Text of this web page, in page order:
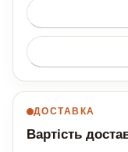
ДОСТАВКА
Вартість